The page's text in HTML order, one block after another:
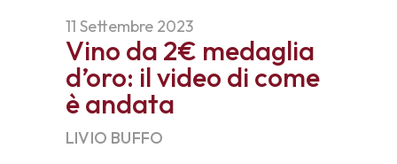
11 Settembre 2023
Vino da 2€ medaglia
d’oro: il video di come
è andata
LIVIO BUFFO